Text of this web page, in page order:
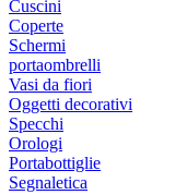
Cuscini
Coperte
Schermi
portaombrelli
Vasi da fiori
Oggetti decorativi
Specchi
Orologi
Portabottiglie
Segnaletica